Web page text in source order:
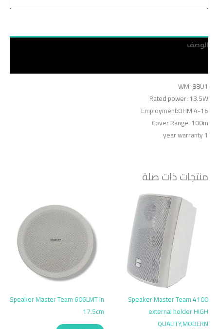
الوصف
WM-88U1
Rated power: 13.5W
Employment:OHM 4-16
Cover Range: 100m
1 year warranty
منتجات ذات صلة
Speaker Master Team 4100
external holder HIGH
QUALITY,MODERN
Speaker Master Team 606LMT in
17.5cm